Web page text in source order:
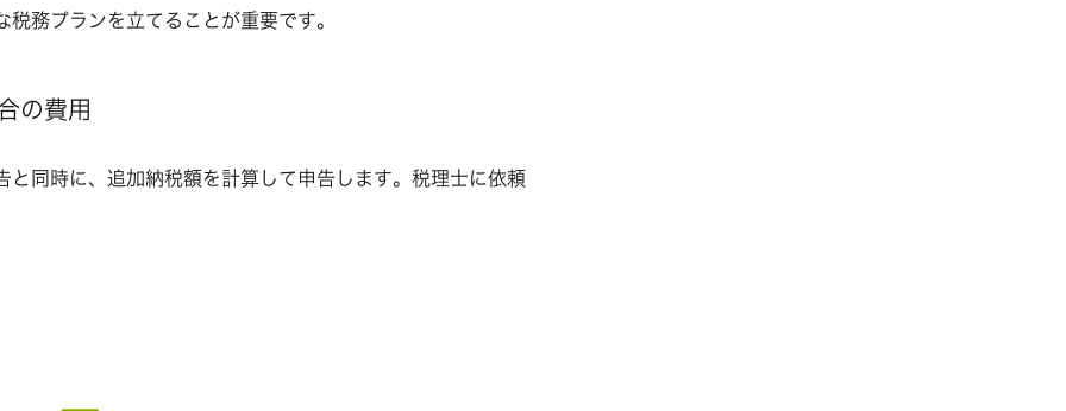
務プランを立てることが重要です。
の費用
同時に、追加納税額を計算して申告します。税理士に依頼